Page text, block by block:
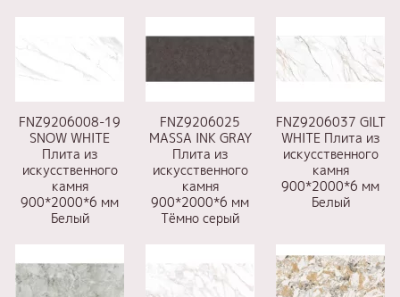
FNZ9206008-19
SNOW WHITE
Плита из
искусственного
камня
900*2000*6 мм
Белый
FNZ9206025
MASSA INK GRAY
Плита из
искусственного
камня
900*2000*6 мм
Тёмно серый
FNZ9206037 GILT
WHITE Плита из
искусственного
камня
900*2000*6 мм
Белый